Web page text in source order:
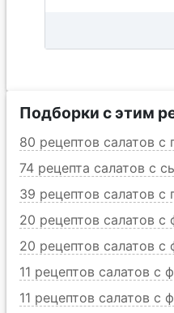
Подборки с этим
80 рецептов салатов
74 рецепта салатов с
39 рецептов салатов
20 рецептов салатов с
20 рецептов салатов
11 рецептов салатов
11 рецептов салатов